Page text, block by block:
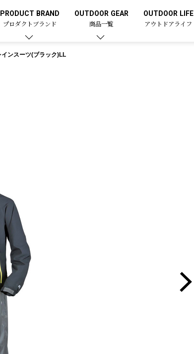
PRODUCT BRAND
プロダクトブランド
OUTDOOR GEAR
商品一覧
OUTDOOR LIFE
アウトドアライフ
インスーツ(ブラック)LL